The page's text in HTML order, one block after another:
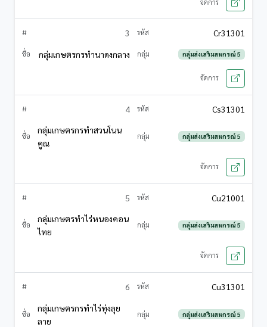
3
Cr31301
กลุ่มเกษตรกรทำนาดงกลาง
กลุ่มส่งเสริมสหกรณ์ 5
4
Cs31301
กลุ่มเกษตรกรทำสวนโนน
คูณ
กลุ่มส่งเสริมสหกรณ์ 5
5
Cu21001
กลุ่มเกษตรทำไร่หนองคอน
ไทย
กลุ่มส่งเสริมสหกรณ์ 5
6
Cu31301
กลุ่มเกษตรกรทำไร่ทุ่งลุย
ลาย
กลุ่มส่งเสริมสหกรณ์ 5